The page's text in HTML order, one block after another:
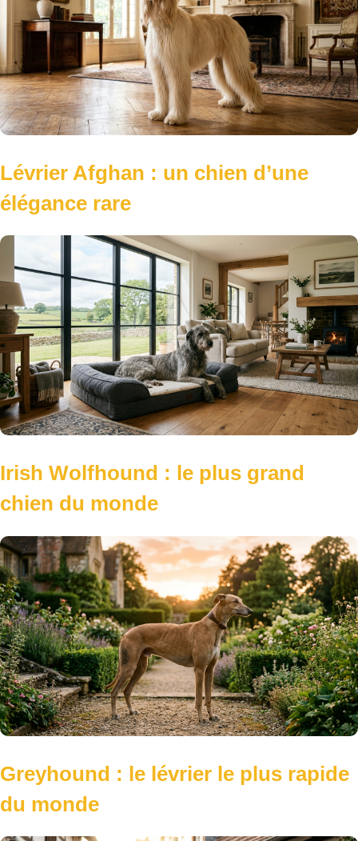
Lévrier Afghan : un chien d’une
élégance rare
Irish Wolfhound : le plus grand
chien du monde
Greyhound : le lévrier le plus rapide
du monde